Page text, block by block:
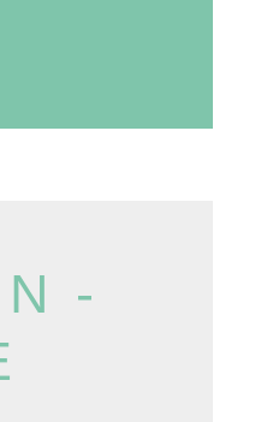
-